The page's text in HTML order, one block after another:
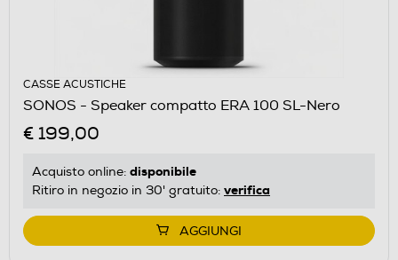
CASSE ACUSTICHE
SONOS - Speaker compatto ERA 100 SL-Nero
€ 199,00
Acquisto online: disponibile
Ritiro in negozio in 30' gratuito: verifica
AGGIUNGI